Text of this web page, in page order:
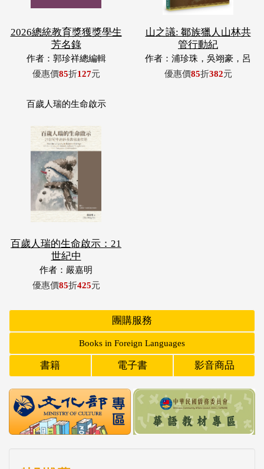
2026總統教育獎獲獎學生
芳名錄
作者：郭珍祥總編輯
優惠價85折127元
山之議: 鄒族獵人山林共
管行動紀
作者：浦珍珠，吳翊豪，呂
翊齊，張惠東，許玉青，王
優惠價85折382元
百歲人瑞的生命啟示
百歲人瑞的生命啟示：21
世紀中
作者：嚴嘉明
優惠價85折425元
團購服務
Books in Foreign Languages
書籍 電子書 影音商品